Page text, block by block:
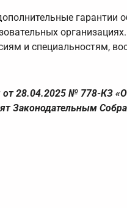
гарантии
и специальностям,
28.04.2025 № 778-КЗ
Законодательным